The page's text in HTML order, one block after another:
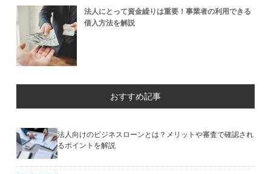
法人にとって資金繰りは重要！事業者の利用できる
借入方法を解説
おすすめ記事
法人向けのビジネスローンとは？メリットや審査で確認され
るポイントを解説